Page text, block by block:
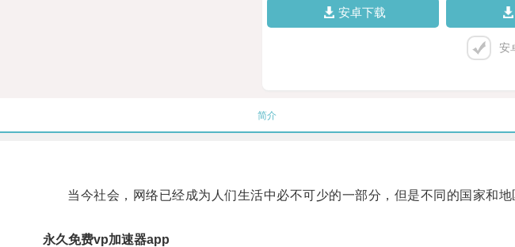
安卓下载
安
简介
当今社会，网络已经成为人们生活中必不可少的一部分，但是不同的国家和地
永久免费vp加速器app